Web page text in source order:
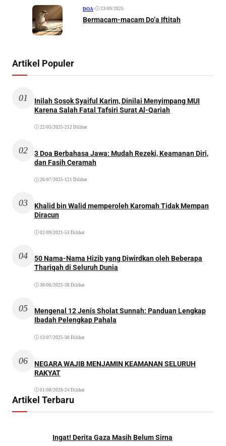
DOA • 23/09/2025
Bermacam-macam Do’a Iftitah
Artikel Populer
01
Inilah Sosok Syaiful Karim, Dinilai Menyimpang MUI
Karena Salah Fatal Tafsiri Surat Al-Qariah
22/05/2025 •212 Dilihat
02
3 Doa Berbahasa Jawa: Mudah Rezeki, Keamanan Diri,
dan Fasih Ceramah
26/07/2025 •121 Dilihat
03
Khalid bin Walid memperoleh Karomah Tidak Mempan
Diracun
02/09/2021 •53 Dilihat
04
50 Nama-Nama Hizib yang Diwirdkan oleh Beberapa
Thariqah di Seluruh Dunia
30/06/2025 •38 Dilihat
05
Mengenal 12 Jenis Sholat Sunnah: Panduan Lengkap
Ibadah Pelengkap Pahala
13/07/2025 •30 Dilihat
06
NEGARA WAJIB MENJAMIN KEAMANAN SELURUH
RAKYAT
01/08/2026•24 Dilihat
Artikel Terbaru
Ingat! Derita Gaza Masih Belum Sirna